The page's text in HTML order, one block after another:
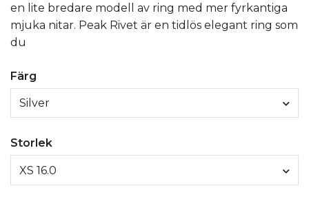
en lite bredare modell av ring med mer fyrkantiga
mjuka nitar. Peak Rivet är en tidlös elegant ring som
du
Färg
Silver
Storlek
XS 16.0